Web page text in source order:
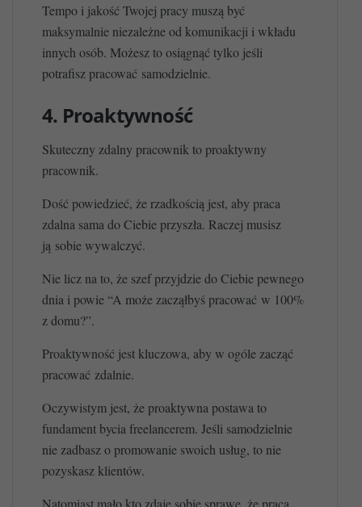
Tempo i jakość Twojej pracy muszą być
maksymalnie niezależne od komunikacji i wkładu
innych osób. Możesz to osiągnąć tylko jeśli
potrafisz pracować samodzielnie.
4. Proaktywność
Skuteczny zdalny pracownik to proaktywny
pracownik.
Dość powiedzieć, że rzadkością jest, aby praca
zdalna sama do Ciebie przyszła. Raczej musisz
ją sobie wywalczyć.
Nie licz na to, że szef przyjdzie do Ciebie pewnego
dnia i powie “A może zacząłbyś pracować w 100%
z domu?”.
Proaktywność jest kluczowa, aby w ogóle zacząć
pracować zdalnie.
Oczywistym jest, że proaktywna postawa to
fundament bycia freelancerem. Jeśli samodzielnie
nie zadbasz o promowanie swoich usług, to nie
pozyskasz klientów.
Natomiast mało kto zdaje sobie sprawę, że praca